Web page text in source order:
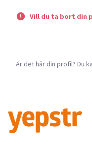
Vill du ta bort din
Är det här din profil? Du